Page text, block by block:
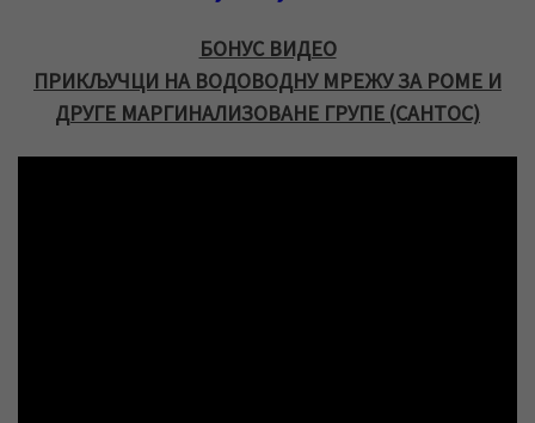
БОНУС ВИДЕО
ПРИКЉУЧЦИ НА ВОДОВОДНУ МРЕЖУ ЗА РОМЕ И
ДРУГЕ МАРГИНАЛИЗОВАНЕ ГРУПЕ (САНТОС)